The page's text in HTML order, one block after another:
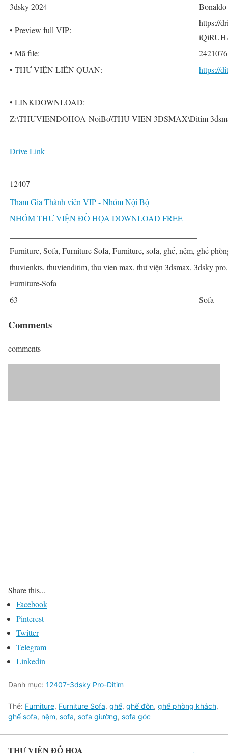
3dsky 2024-
• Preview full VIP:
https://
• Mã file:
• THƯ VIỆN LIÊN QUAN:
https://
• LINKDOWNLOAD:
Z:\THUVIENDOHOA-NoiBo\THU VIEN 3DSMAX\Ditim
–
Drive Link
12407
Tham Gia Thành viên VIP - Nhóm Nội Bộ
NHÓM THƯ VIỆN ĐỒ HỌA DOWNLOAD FREE
Furniture, Sofa, Furniture Sofa, Furniture, sofa, ghế, nệm, ghế
thuvienkts, thuvienditim, thu vien max, thư viện 3dsmax, 3dsky
Furniture-Sofa
63
Sofa
Comments
comments
Share this...
Facebook
Pinterest
Twitter
Telegram
Linkedin
Danh mục: 12407-3dsky Pro-Ditim
Thẻ: Furniture, Furniture Sofa, ghế, ghế đôn, ghế phòng khách,
ghế sofa, nệm, sofa, sofa giường, sofa góc
THƯ VIỆN ĐỒ HỌA